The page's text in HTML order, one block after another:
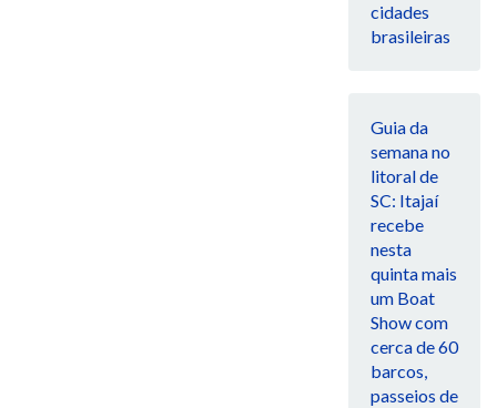
cidades
brasileiras
Guia da
semana no
litoral de
SC: Itajaí
recebe
nesta
quinta mais
um Boat
Show com
cerca de 60
barcos,
passeios de